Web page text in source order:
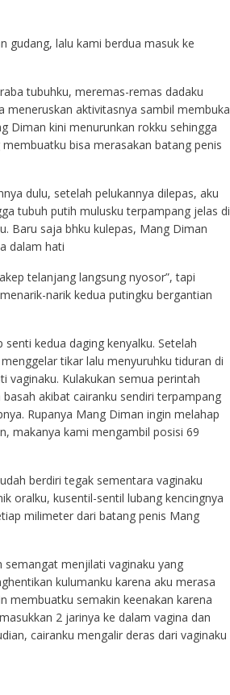
gudang, lalu kami berdua masuk ke
tubuhku, meremas-remas dadaku
meneruskan aktivitasnya sambil membuka
Diman kini menurunkan rokku sehingga
bisa merasakan batang penis
dulu, setelah pelukannya dilepas, aku
tubuh putih mulusku terpampang jelas di
Baru saja bhku kulepas, Mang Diman
dalam hati
telanjang langsung nyosor”, tapi
narik kedua putingku bergantian
kedua daging kenyalku. Setelah
tikar lalu menyuruhku tiduran di
vaginaku. Kulakukan semua perintah
akibat cairanku sendiri terpampang
Rupanya Mang Diman ingin melahap
makanya kami mengambil posisi 69
berdiri tegak sementara vaginaku
oralku, kusentil-sentil lubang kencingnya
milimeter dari batang penis Mang
menjilati vaginaku yang
kulumanku karena aku merasa
membuatku semakin keenakan karena
2 jarinya ke dalam vagina dan
cairanku mengalir deras dari vaginaku